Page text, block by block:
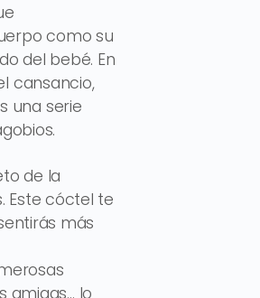
como su
del bebé. En
cansancio,
una serie
de la
Este cóctel te
más
amigas… lo